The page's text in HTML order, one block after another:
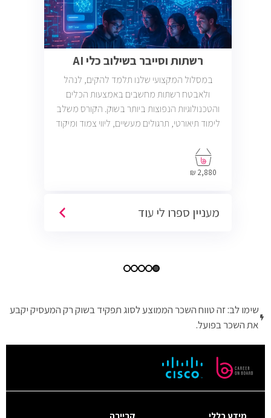
רשתות וסייבר בשילוב כלי AI
במסלול המקצועי שלנו תלמד להקים, לנהל
ולאבטח רשתות מחשבים באמצעות הכלים
והטכנולוגיות הנפוצות ביותר בשוק. הקורס משלב
לימוד תיאורטי, תרגולים מעשיים, ליווי צמוד ומיקוד
2,880 ₪
מעניין ספרו לי עוד
שימו לב: זה טווח השכר הממוצע לסוג תפקיד בשוק רק המעסיק יקבע
את השכר בפועל.